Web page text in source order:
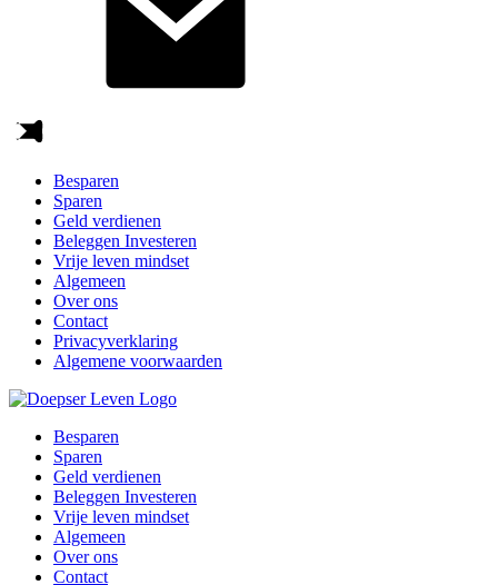
Besparen
Sparen
Geld verdienen
Beleggen Investeren
Vrije leven mindset
Algemeen
Over ons
Contact
Privacyverklaring
Algemene voorwaarden
Besparen
Sparen
Geld verdienen
Beleggen Investeren
Vrije leven mindset
Algemeen
Over ons
Contact